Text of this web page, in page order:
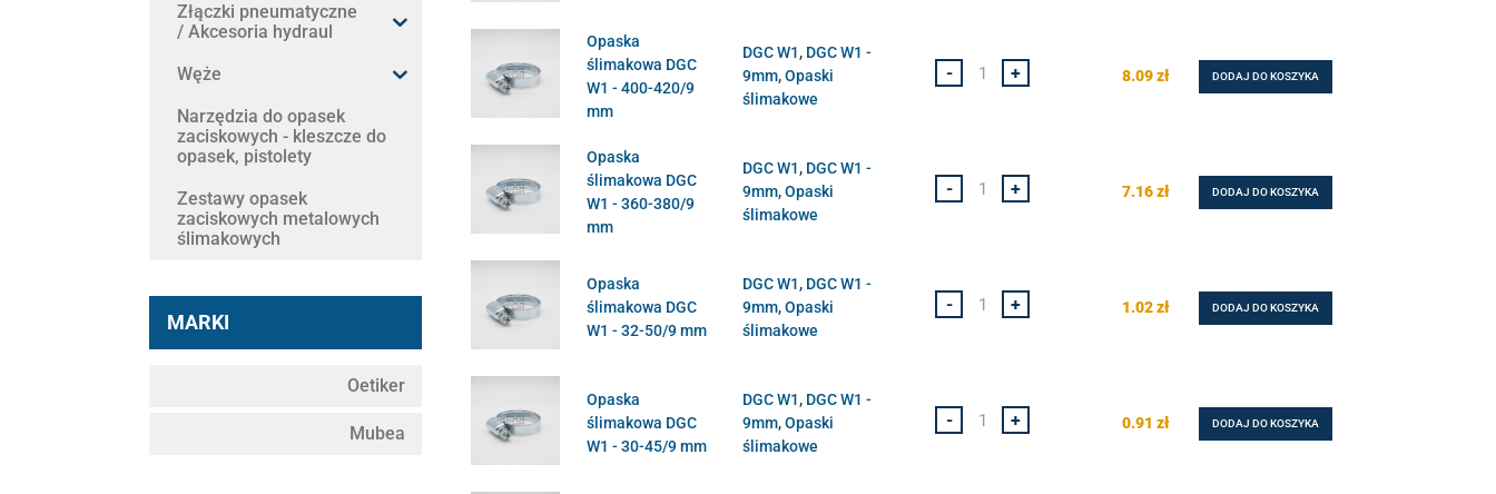
Złączki pneumatyczne
/ Akcesoria hydraul
Węże
Narzędzia do opasek
zaciskowych - kleszcze do
opasek, pistolety
Zestawy opasek
zaciskowych metalowych
ślimakowych
MARKI
Oetiker
Mubea
Opaska
ślimakowa DGC
W1 - 400-420/9
mm
DGC W1, DGC W1 -
9mm,Opaski
ślimakowe
- + 8.09zł DODAJ DO KOSZYKA
Opaska
ślimakowa DGC
W1 - 360-380/9
mm
DGC W1, DGC W1 -
9mm,Opaski
ślimakowe
- + 7.16zł DODAJ DO KOSZYKA
Opaska
ślimakowa DGC
W1 - 32-50/9 mm
DGC W1, DGC W1 -
9mm,Opaski
ślimakowe
- + 1.02zł DODAJ DO KOSZYKA
Opaska
ślimakowa DGC
W1 - 30-45/9 mm
DGC W1, DGC W1 -
9mm,Opaski
ślimakowe
- + 0.91zł DODAJ DO KOSZYKA